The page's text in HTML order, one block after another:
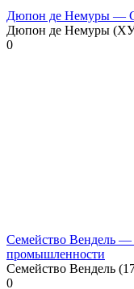
Дюпон де Немуры —
Дюпон де Немуры
0
Семейство Вендель
промышленности
Семейство Вендель
0